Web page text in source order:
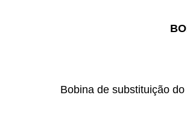
Bobina de substituição